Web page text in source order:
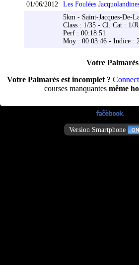
01/06/2012
Les Foulées
5km - Saint-Jacques-De-
Class : 1/35 - Cl. Cat : 1/
Perf : 00:18:51
Moy : 00:03:46 - Indice :
Votre Palmarès
Votre Palmarès est incomplet ?
courses manquantes même
Version Smartphone